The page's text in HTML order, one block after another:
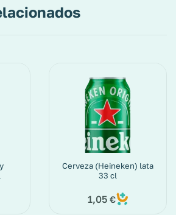
Cerveza (Heineken) lata
33 cl
1,05 €